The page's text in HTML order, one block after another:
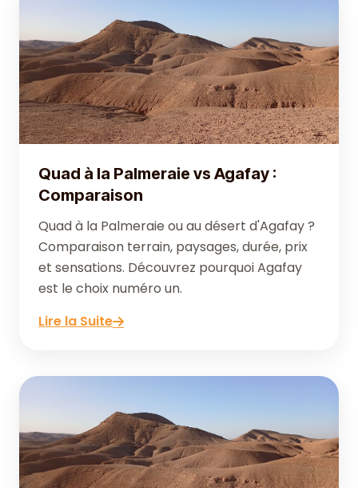
Quad à la Palmeraie vs Agafay :
Comparaison
Quad à la Palmeraie ou au désert d'Agafay ?
Comparaison terrain, paysages, durée, prix
et sensations. Découvrez pourquoi Agafay
est le choix numéro un.
Lire la Suite